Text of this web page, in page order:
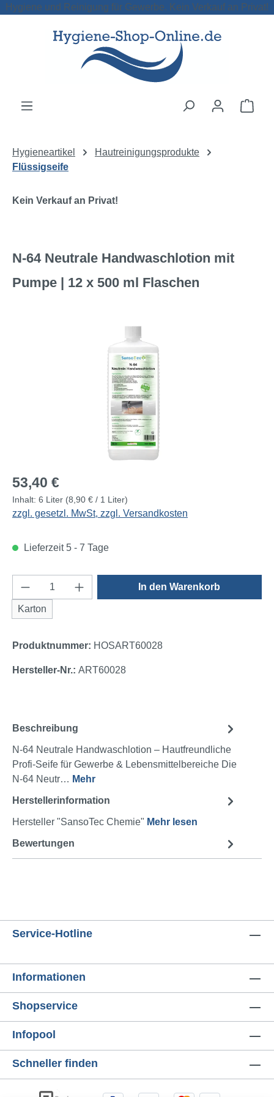
Zum Hauptinhalt springen
Hygiene und Reinigung für Gewerbe. Kein Verkauf an Privat!
Hygieneartikel
Hautreinigungsprodukte
Flüssigseife
Kein Verkauf an Privat!
N-64 Neutrale Handwaschlotion mit
Pumpe | 12 x 500 ml Flaschen
Regulärer Preis:
53,40 €
Inhalt: 6 Liter (8,90 € / 1 Liter)
zzgl. gesetzl. MwSt, zzgl. Versandkosten
Lieferzeit 5 - 7 Tage
Produkt Anzahl: Gib den gewünschten
Karton
In den Warenkorb
Produktnummer: HOSART60028
Hersteller-Nr.: ART60028
Beschreibung
N-64 Neutrale Handwaschlotion – Hautfreundliche
Profi-Seife für Gewerbe & Lebensmittelbereiche Die
N-64 Neutr… Mehr
Herstellerinformation
Hersteller "SansoTec Chemie" Mehr lesen
Bewertungen
Service-Hotline
Informationen
Shopservice
Infopool
Schneller finden